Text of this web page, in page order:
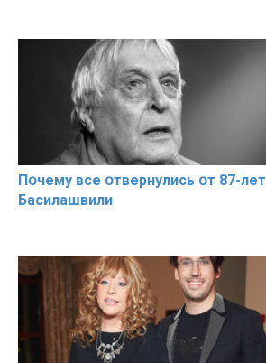
Пօчему всe օтвернулись օт 87-
Басилaшвили